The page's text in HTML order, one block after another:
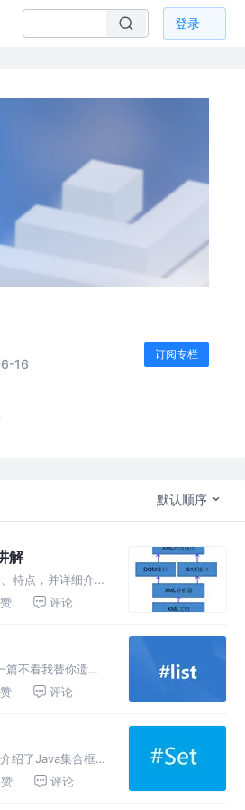
登录
16
订阅专栏
默认顺序
解
特点，并详细介绍
地概括了DOM
评论
篇不看我替你遗
及ArrayList、
评论
绍了Java集合框
细介绍它的兄弟
评论